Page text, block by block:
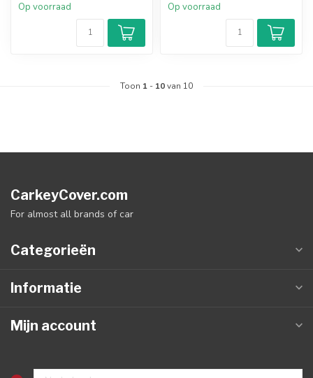
Op voorraad Op voorraad
Toon 1 - 10van 10
CarkeyCover.com
For almost all brands of car
Categorieën
Informatie
Mijn account